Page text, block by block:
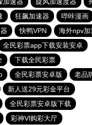
加速器 旋风加速度器
狂飙加速器 哔咔漫画
快鸭VPN
海外npv加
全民彩票app下载安装安卓
下载全民彩票
全民彩票安卓版
老品
新人送29元彩金平台
全民彩票安卓版下载
彩神Vl购彩大厅